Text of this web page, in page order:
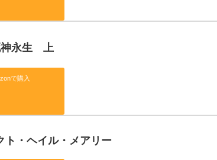
永生 上
で購入
ト・ヘイル・メアリー